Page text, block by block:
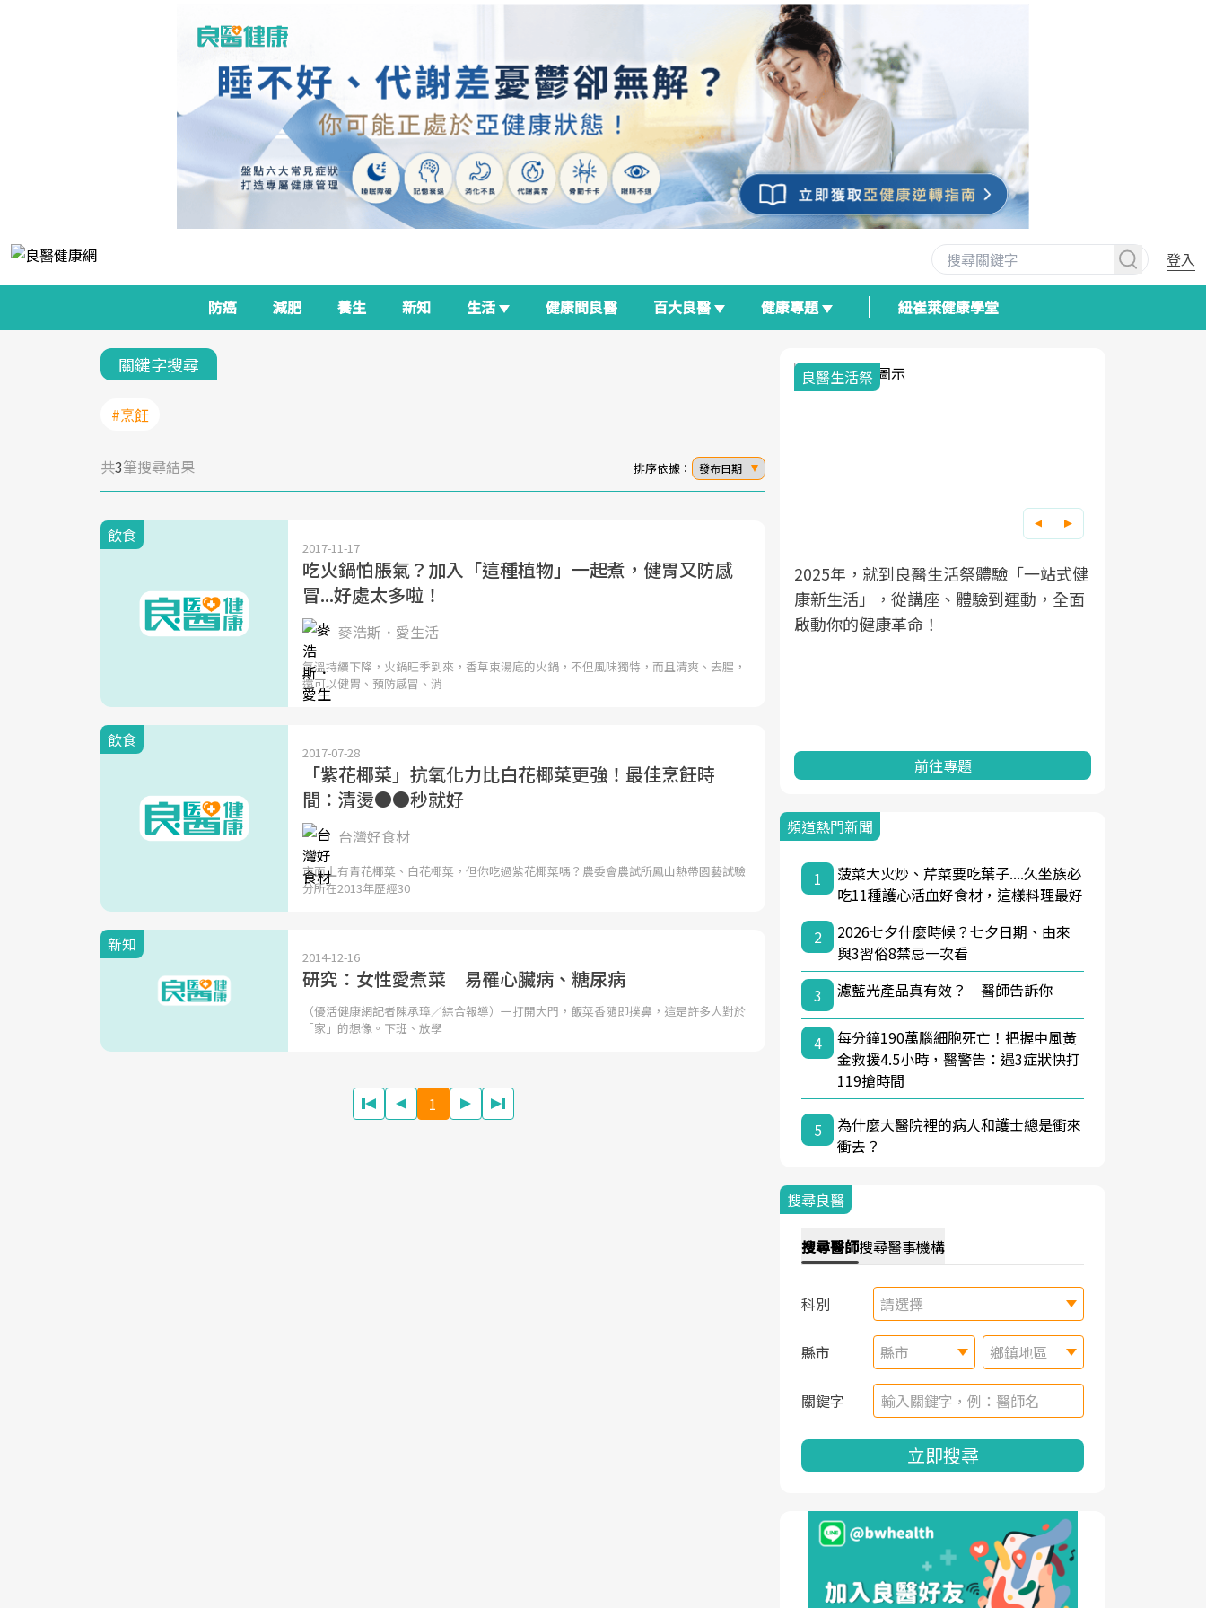
登入
防癌 減肥 養生 新知 生活 健康問良醫 百大良醫 健康專題 紐崔萊健康學堂
關鍵字搜尋
#烹飪
共3筆搜尋結果 排序依據： 發布日期
飲食
2017-11-17
吃火鍋怕脹氣？加入「這種植物」一起煮，健胃又防感
冒...好處太多啦！
麥浩斯．愛生活
氣溫持續下降，火鍋旺季到來，香草束湯底的火鍋，不但風味獨特，而且清爽、去腥，
還可以健胃、預防感冒、消
飲食
2017-07-28
「紫花椰菜」抗氧化力比白花椰菜更強！最佳烹飪時
間：清燙●●秒就好
台灣好食材
市面上有青花椰菜、白花椰菜，但你吃過紫花椰菜嗎？農委會農試所鳳山熱帶園藝試驗
分所在2013年歷經30
新知
2014-12-16
研究：女性愛煮菜 易罹心臟病、糖尿病
（優活健康網記者陳承璋／綜合報導）一打開大門，飯菜香隨即撲鼻，這是許多人對於
「家」的想像。下班、放學
1
面對超高齡社會的浪潮，台灣正在快速邁
心議題。然而，健檢不只是醫療院所的服
前往專題
良醫生活祭
2025年，就到良醫生活祭體驗「一站式健
前往專題
我與健康韌性的距離
良醫健康網從「換季的身體變化」出發，
透過醫學觀點與日常感受的對話，建立對
亞健康的認知，進而引導實際的改善行
前往專題
頻道熱門新聞
1
菠菜大火炒、芹菜要吃葉子....久坐族必
吃11種護心活血好食材，這樣料理最好
2
2026七夕什麼時候？七夕日期、由來
與3習俗8禁忌一次看
3
濾藍光產品真有效？ 醫師告訴你
4
每分鐘190萬腦細胞死亡！把握中風黃
金救援4.5小時，醫警告：遇3症狀快打
119搶時間
5
為什麼大醫院裡的病人和護士總是衝來
衝去？
搜尋良醫
搜尋醫師搜尋醫事機構
科別 請選擇
縣市 縣市 鄉鎮地區
關鍵字
立即搜尋